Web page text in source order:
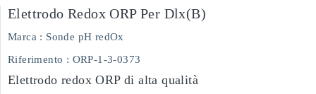
Elettrodo Redox ORP Per Dlx(b)
Marca : Sonde pH redOx
Riferimento : ORP-1-3-0373
Elettrodo redox ORP di alta qualità